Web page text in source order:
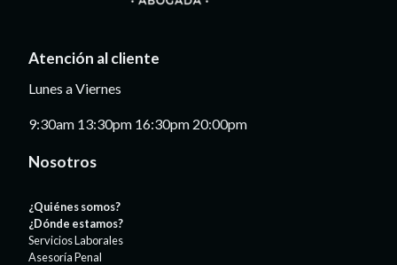
Atención al cliente
Lunes a Viernes
9:30am 13:30pm 16:30pm 20:00pm
Nosotros
¿Quiénes somos?
¿Dónde estamos?
Servicios Laborales
Asesoría Penal